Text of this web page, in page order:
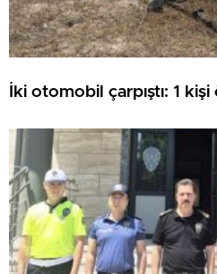
İki otomobil çarpıştı: 1